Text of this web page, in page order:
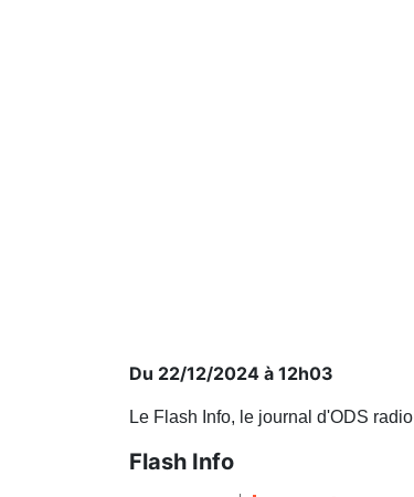
Du 22/12/2024 à 12h03
Le Flash Info, le journal d'ODS radio
Flash Info